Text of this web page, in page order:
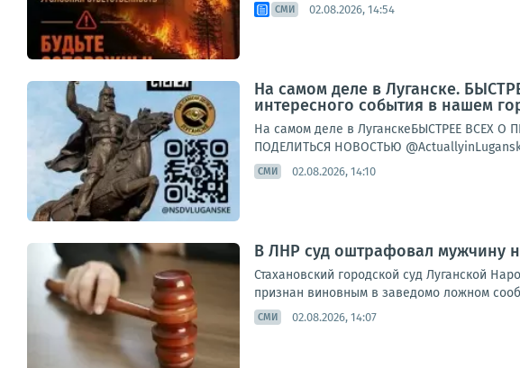
СМИ 02.08.2026, 14:54
На самом деле в Луганске.
интересного события в нашем
На самом деле в ЛуганскеБЫСТРЕЕ ВСЕХ О
ПОДЕЛИТЬСЯ НОВОСТЬЮ
СМИ 02.08.2026, 14:10
В ЛНР суд оштрафовал мужчину
Стахановский городской суд Луганской
признан виновным в заведомо ложном
СМИ 02.08.2026, 14:07